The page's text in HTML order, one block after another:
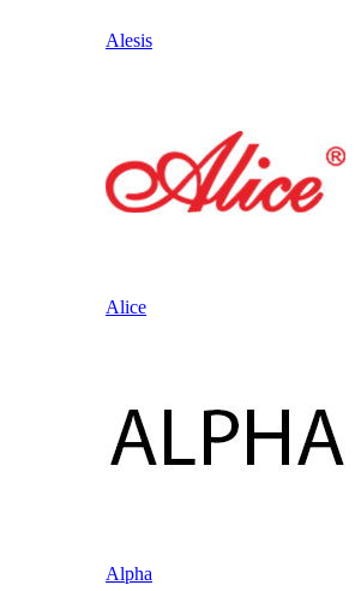
Alesis
Alice
Alpha